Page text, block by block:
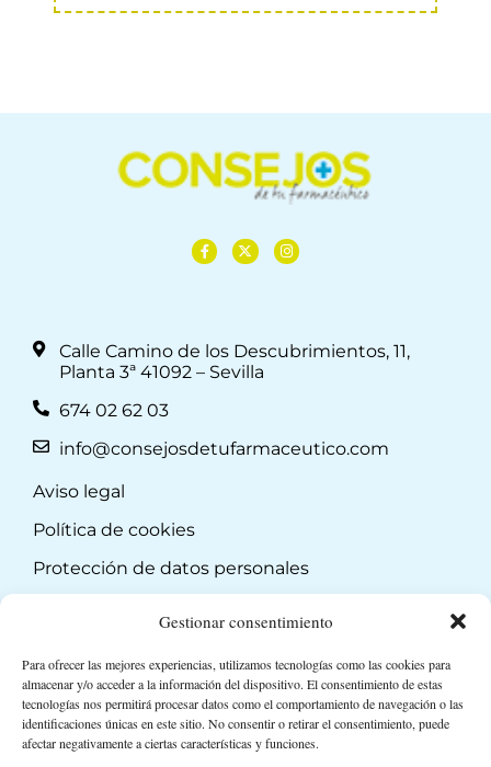
Gestionar consentimiento
Para ofrecer las mejores experiencias, utilizamos tecnologías como las cookies para
almacenar y/o acceder a la información del dispositivo. El consentimiento de estas
tecnologías nos permitirá procesar datos como el comportamiento de navegación o las
identificaciones únicas en este sitio. No consentir o retirar el consentimiento, puede
afectar negativamente a ciertas características y funciones.
Calle Camino de los Descubrimientos, 11,
Planta 3ª 41092 – Sevilla
674 02 62 03
info@consejosdetufarmaceutico.com
Aviso legal
Política de cookies
Protección de datos personales